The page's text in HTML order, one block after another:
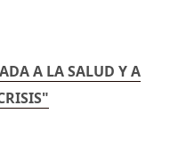
A LA SALUD Y A